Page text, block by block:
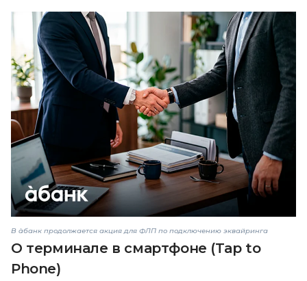
В àбанк продолжается акция для ФЛП по подключению эквайринга
О терминале в смартфоне (Tap to
Phone)